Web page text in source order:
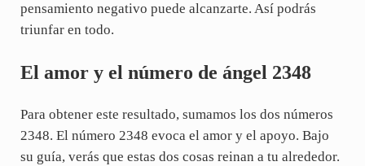
pensamiento negativo puede alcanzarte. Así podrás
triunfar en todo.
El amor y el número de ángel 2348
Para obtener este resultado, sumamos los dos números
2348. El número 2348 evoca el amor y el apoyo. Bajo
su guía, verás que estas dos cosas reinan a tu alrededor.